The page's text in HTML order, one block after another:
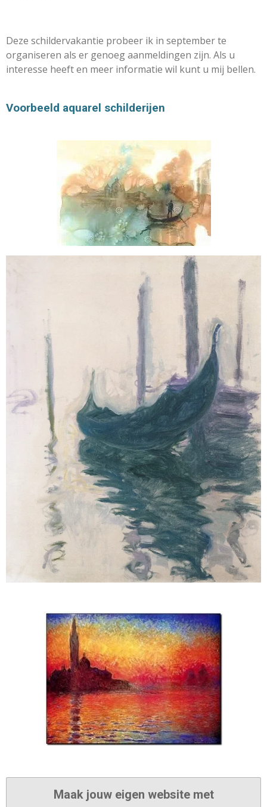
Deze schildervakantie probeer ik in september te
organiseren als er genoeg aanmeldingen zijn. Als u
interesse heeft en meer informatie wil kunt u mij bellen.
Voorbeeld aquarel schilderijen
Maak jouw eigen website met